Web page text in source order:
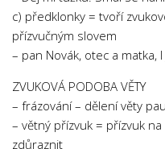
c) předklonky = tvoří
přízvučným slovem
– pan Novák, otec a matka,
ZVUKOVÁ PODOBA VĚTY
– frázování – dělení věty
– větný přízvuk = přízvuk
zdůraznit